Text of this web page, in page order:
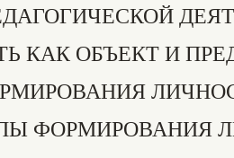
КАК ОБЪЕКТ И
ФОРМИРОВАНИЯ